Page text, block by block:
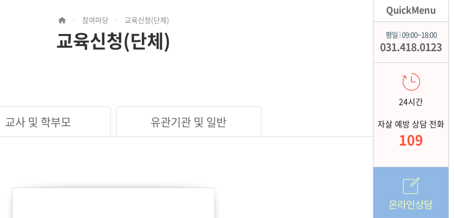
> 참여마당 > 교육신청(단체)
교육신청(단체)
교사 및 학부모 유관기관 및 일반
QuickMenu
평일 | 09:00~18:00
031.418.0123
24시간
자살 예방 상담 전화
109